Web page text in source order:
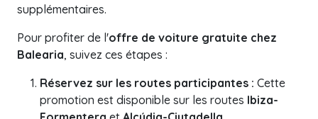
supplémentaires.
Pour profiter de l'offre de voiture gratuite chez
Balearia, suivez ces étapes :
Réservez sur les routes participantes : Cette
promotion est disponible sur les routes Ibiza-